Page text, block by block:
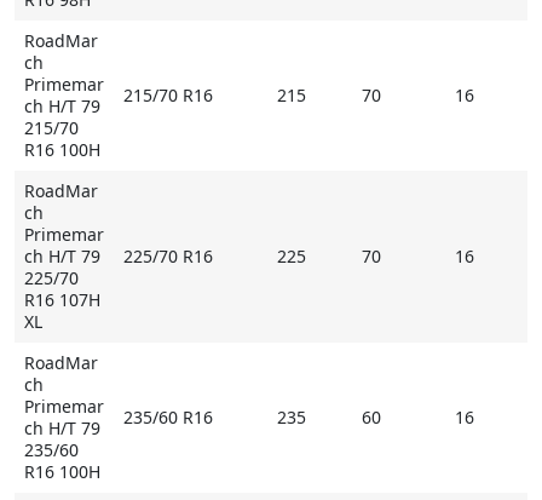
движения легкость в управлении.
Основные особенности RoadMarch Primemarch H/T 79
аквапланирования на любой скорости;
- трапециевидный профиль плечевых блоков
увеличивает устойчивость в поворотах, повышает
износостойкость протектора;
- сплошное продольное ребро посередине улучшает
движении.
* Внимание: летние шины не российского
происхождения могут быть промаркированы
обозначением M+S
RoadMar
ch
Primemar
ch H/T 79
215/70
R16 100H
215/70 R16 215 70 16
RoadMar
ch
Primemar
ch H/T 79
225/70
R16 107H
XL
225/70 R16 225 70 16
RoadMar
ch
Primemar
ch H/T 79
235/60
R16 100H
235/60 R16 235 60 16